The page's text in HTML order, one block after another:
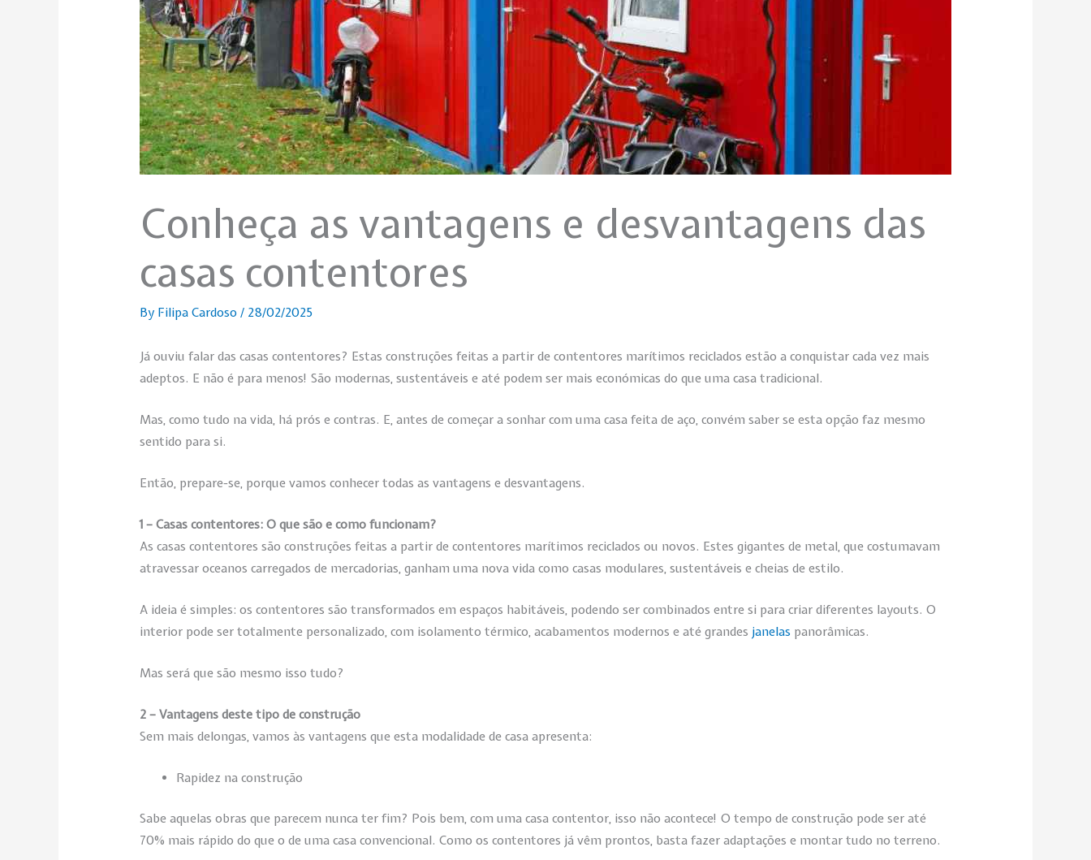
Conheça as vantagens e desvantagens das
casas contentores
By Filipa Cardoso/ 28/02/2025
Já ouviu falar das casas contentores? Estas construções feitas a partir de contentores marítimos reciclados estão a conquistar cada vez mais
adeptos. E não é para menos! São modernas, sustentáveis e até podem ser mais económicas do que uma casa tradicional.
Mas, como tudo na vida, há prós e contras. E, antes de começar a sonhar com uma casa feita de aço, convém saber se esta opção faz mesmo
sentido para si.
Então, prepare-se, porque vamos conhecer todas as vantagens e desvantagens.
1 – Casas contentores: O que são e como funcionam?
As casas contentores são construções feitas a partir de contentores marítimos reciclados ou novos. Estes gigantes de metal, que costumavam
atravessar oceanos carregados de mercadorias, ganham uma nova vida como casas modulares, sustentáveis e cheias de estilo.
A ideia é simples: os contentores são transformados em espaços habitáveis, podendo ser combinados entre si para criar diferentes layouts. O
interior pode ser totalmente personalizado, com isolamento térmico, acabamentos modernos e até grandes janelas panorâmicas.
Mas será que são mesmo isso tudo?
2 – Vantagens deste tipo de construção
Sem mais delongas, vamos às vantagens que esta modalidade de casa apresenta:
Rapidez na construção
Sabe aquelas obras que parecem nunca ter fim? Pois bem, com uma casa contentor, isso não acontece! O tempo de construção pode ser até
70% mais rápido do que o de uma casa convencional. Como os contentores já vêm prontos, basta fazer adaptações e montar tudo no terreno.